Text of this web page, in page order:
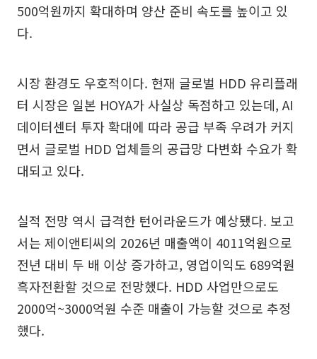
500억원까지 확대하며 양산 준비 속도를 높이고 있
다.
시장 환경도 우호적이다. 현재 글로벌 HDD 유리플래
터 시장은 일본 HOYA가 사실상 독점하고 있는데, AI
데이터센터 투자 확대에 따라 공급 부족 우려가 커지
면서 글로벌 HDD 업체들의 공급망 다변화 수요가 확
대되고 있다.
실적 전망 역시 급격한 턴어라운드가 예상됐다. 보고
서는 제이앤티씨의 2026년 매출액이 4011억원으로
전년 대비 두 배 이상 증가하고, 영업이익도 689억원
흑자전환할 것으로 전망했다. HDD 사업만으로도
2000억~3000억원 수준 매출이 가능할 것으로 추정
했다.